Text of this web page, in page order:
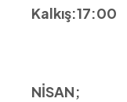
Kalkış:17:00
NİSAN;